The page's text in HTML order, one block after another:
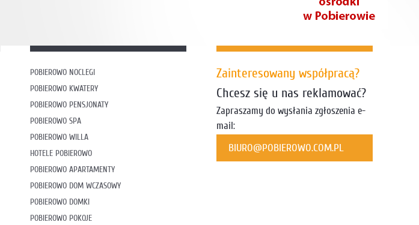
POBIEROWO NOCLEGI
POBIEROWO KWATERY
POBIEROWO PENSJONATY
POBIEROWO SPA
POBIEROWO WILLA
HOTELE POBIEROWO
POBIEROWO APARTAMENTY
POBIEROWO DOM WCZASOWY
POBIEROWO DOMKI
POBIEROWO POKOJE
Zainteresowany współpracą?
Chcesz się u nas reklamować?
Zapraszamy do wysłania zgłoszenia e-
mail:
BIURO@POBIEROWO.COM.PL